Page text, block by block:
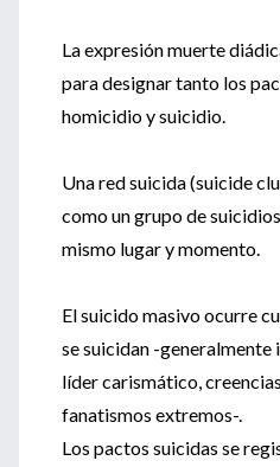
La expresión muerte
para designar tanto los
homicidio y suicidio.
Una red suicida (suicide
como un grupo de
mismo lugar y momento.
El suicido masivo ocurre
se suicidan -
líder carismático,
fanatismos extremos-.
Los pactos suicidas se